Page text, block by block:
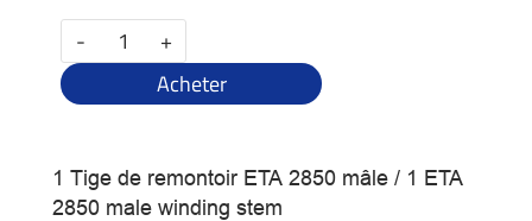
-
+
Acheter
1 Tige de remontoir ETA 2850 mâle / 1 ETA
2850 male winding stem